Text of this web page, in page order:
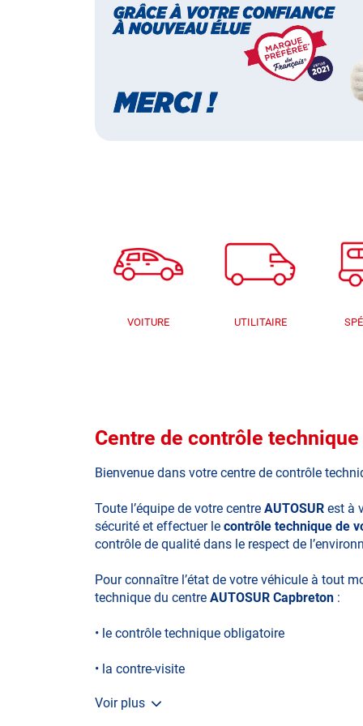
VOITURE UTILITAIRE
Centre de contrôle technique
Bienvenue dans votre centre de contrôle
Toute l’équipe de votre centre AUTOSUR est à
sécurité et effectuer le contrôle technique de
contrôle de qualité dans le respect de
Pour connaître l’état de votre véhicule à tout
technique du centre AUTOSUR Capbreton :
• le contrôle technique obligatoire
• la contre-visite
• le contrôle pollution
Voir plus